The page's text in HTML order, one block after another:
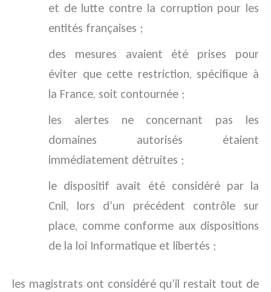
et de lutte contre la corruption pour les
entités françaises ;
des mesures avaient été prises pour
éviter que cette restriction, spécifique à
la France, soit contournée ;
les alertes ne concernant pas les
domaines autorisés étaient
immédiatement détruites ;
le dispositif avait été considéré par la
Cnil, lors d’un précédent contrôle sur
place, comme conforme aux dispositions
de la loi Informatique et libertés ;
les magistrats ont considéré qu’il restait tout de